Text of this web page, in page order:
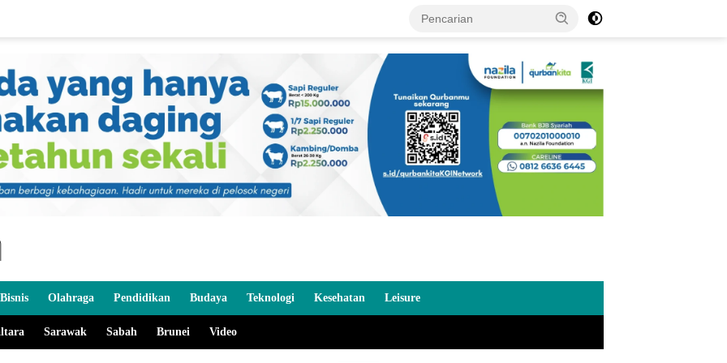
Olahraga Pendidikan Budaya Teknologi Kesehatan Leisure
Sarawak Sabah Brunei Video